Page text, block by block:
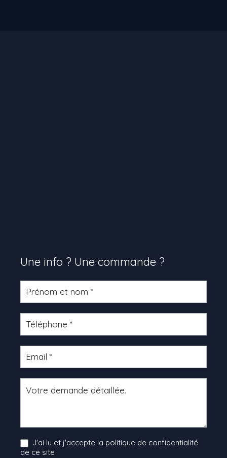
Une info ? Une commande ?
Formulaire
produit
J'ai lu et j'accepte la politique de confidentialité
de ce site